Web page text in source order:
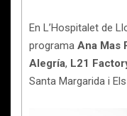
En L’Hospitalet de
programa Ana Mas
Alegría, L21
Santa Margarida i